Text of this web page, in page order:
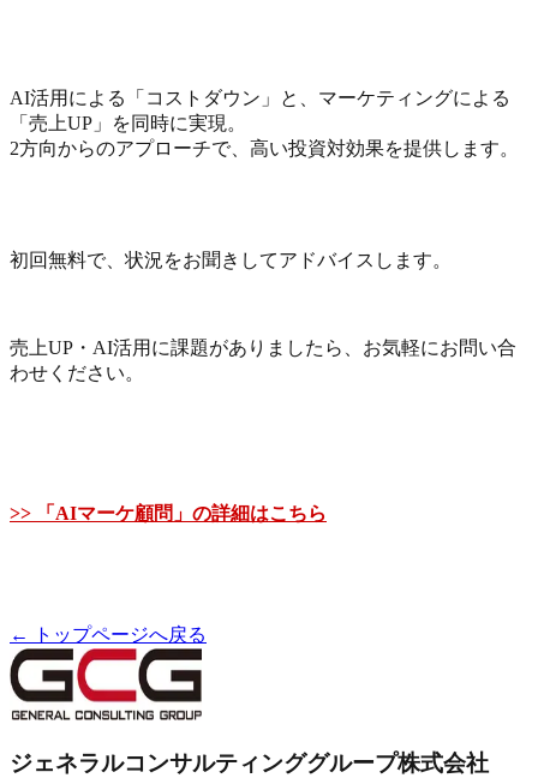
AI活用による「コストダウン」と、マーケティングによる
「売上UP」を同時に実現。
2方向からのアプローチで、高い投資対効果を提供します。
初回無料で、状況をお聞きしてアドバイスします。
売上UP・AI活用に課題がありましたら、お気軽にお問い合
わせください。
>> 「AIマーケ顧問」の詳細はこちら
← トップページへ戻る
ジェネラルコンサルティンググループ株式会社